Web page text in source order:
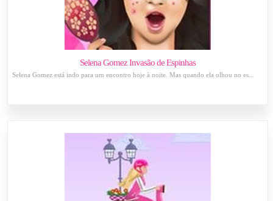
Selena Gomez Invasão de Espinhas
Selena Gomez está indo para um encontro hoje à noite. Mas quando ela olhou no es...